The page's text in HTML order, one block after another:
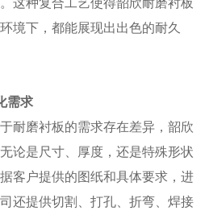
这种复合工艺使得韶欣耐磨衬板
境下，都能展现出出色的耐久
需求
耐磨衬板的需求存在差异，韶欣
论是尺寸、厚度，还是特殊形状
客户提供的图纸和具体要求，进
还提供切割、打孔、折弯、焊接